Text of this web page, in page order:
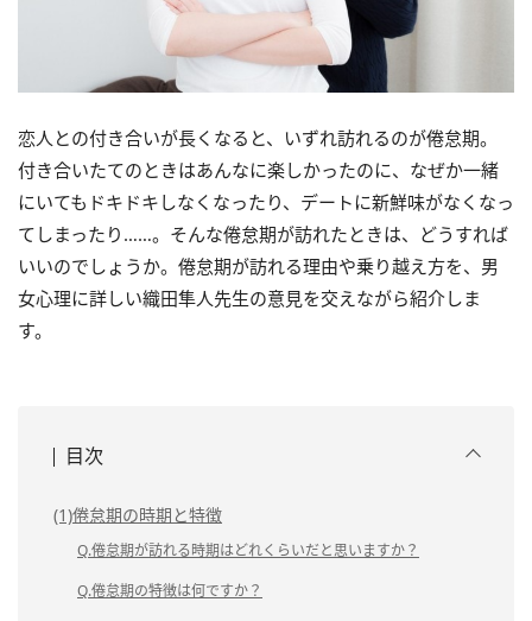
恋人との付き合いが長くなると、いずれ訪れるのが倦怠期。
付き合いたてのときはあんなに楽しかったのに、なぜか一緒
にいてもドキドキしなくなったり、デートに新鮮味がなくなっ
てしまったり……。そんな倦怠期が訪れたときは、どうすれば
いいのでしょうか。倦怠期が訪れる理由や乗り越え方を、男
女心理に詳しい織田隼人先生の意見を交えながら紹介しま
す。
目次
(1)倦怠期の時期と特徴
Q.倦怠期が訪れる時期はどれくらいだと思いますか？
Q.倦怠期の特徴は何ですか？